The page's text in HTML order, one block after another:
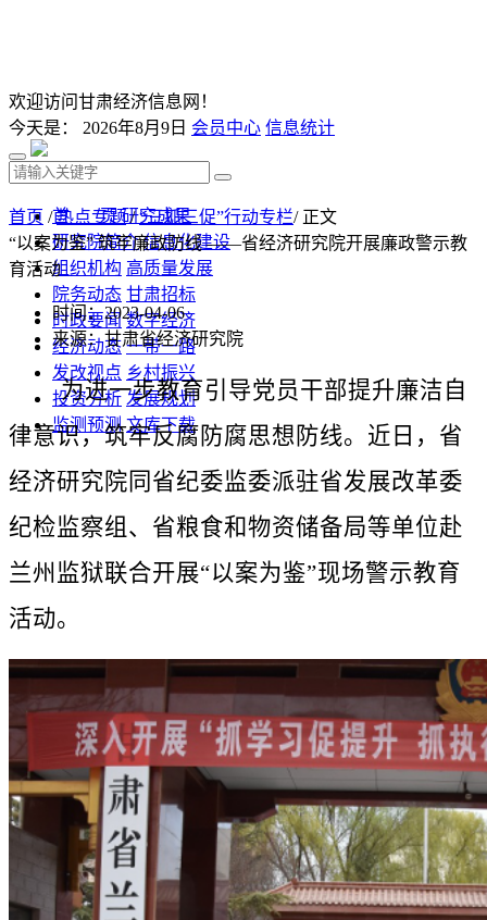
欢迎访问甘肃经济信息网！
今天是： 2026年8月9日 会员中心 信息统计
首 页 研究成果
研究院简介 信息化建设
组织机构 高质量发展
院务动态 甘肃招标
时政要闻 数字经济
经济动态 一带一路
发改视点 乡村振兴
投资分析 发展规划
监测预测 文库下载
首页 /热点专题/“三抓三促”行动专栏/ 正文
“以案为鉴” 筑牢廉政防线 ——省经济研究院开展廉政警示教
育活动
时间：2023-04-06
来源：甘肃省经济研究院
为进一步教育引导党员干部提升廉洁自
律意识，筑牢反腐防腐思想防线。近日，省
经济研究院同省纪委监委派驻省发展改革委
纪检监察组、省粮食和物资储备局等单位赴
兰州监狱联合开展“以案为鉴”现场警示教育
活动。